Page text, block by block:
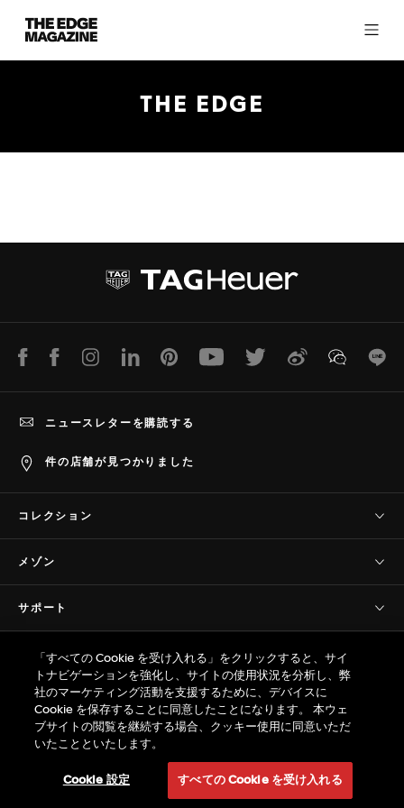
The
Edge
Magazine
THE EDGE
LINE Facebook InstagramLinkedInPinterest YoutubeTwitter Weibo WeChat
件の店舗が見つかりました
ニュースレターを購読する
コレクション
タグ・ホイヤー フォーミュラ1
タグ・ホイヤー アクアレーサー
タグ・ホイヤー モナコ
タグ・ホイヤー オータヴィア
タグ・ホイヤー リンク
タグ・ホイヤー アイウェア
メゾン
プレスコーナー
プロの計時
採用情報
サポート
よくあるご質問(FAQ)
カスタマーケア
サイズ ガイド
プライバシー＆規約
販売規約
プライバシーポリシー
ウェブサイト利用規約
特定商取引法 / 古物営業法に基づく表示
© TAG Heuer Brand of LVMH Swiss
Manufactures SA - 2026
「すべての Cookie を受け入れる」をクリックすると、サイ
トナビゲーションを強化し、サイトの使用状況を分析し、弊
社のマーケティング活動を支援するために、デバイスに
Cookie を保存することに同意したことになります。 本ウェ
ブサイトの閲覧を継続する場合、クッキー使用に同意いただ
いたことといたします。
Cookie 設定 すべての Cookie を受け入れる